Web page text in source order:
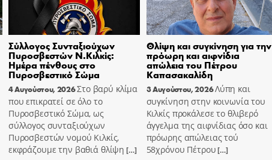
Σύλλογος Συνταξιούχων
Πυροσβεστών Ν.Κιλκίς:
Ημέρα πένθους στο
Πυροσβεστικό Σώμα
4 Αυγούστου, 2026Στο βαρύ κλίμα
που επικρατεί σε όλο το
Πυροσβεστικό Σώμα, ως
σύλλογος συνταξιούχων
Πυροσβεστών νομού Κιλκίς,
εκφράζουμε την βαθιά θλίψη […]
Θλίψη και συγκίνηση για την
πρόωρη και αιφνίδια
απώλεια του Πέτρου
Καπασακαλίδη
3 Αυγούστου, 2026Λύπη και
συγκίνηση στην κοινωνία του
Κιλκίς προκάλεσε το θλιβερό
άγγελμα της αιφνίδιας όσο και
πρόωρης απώλειας τού
58χρόνου Πέτρου[…]